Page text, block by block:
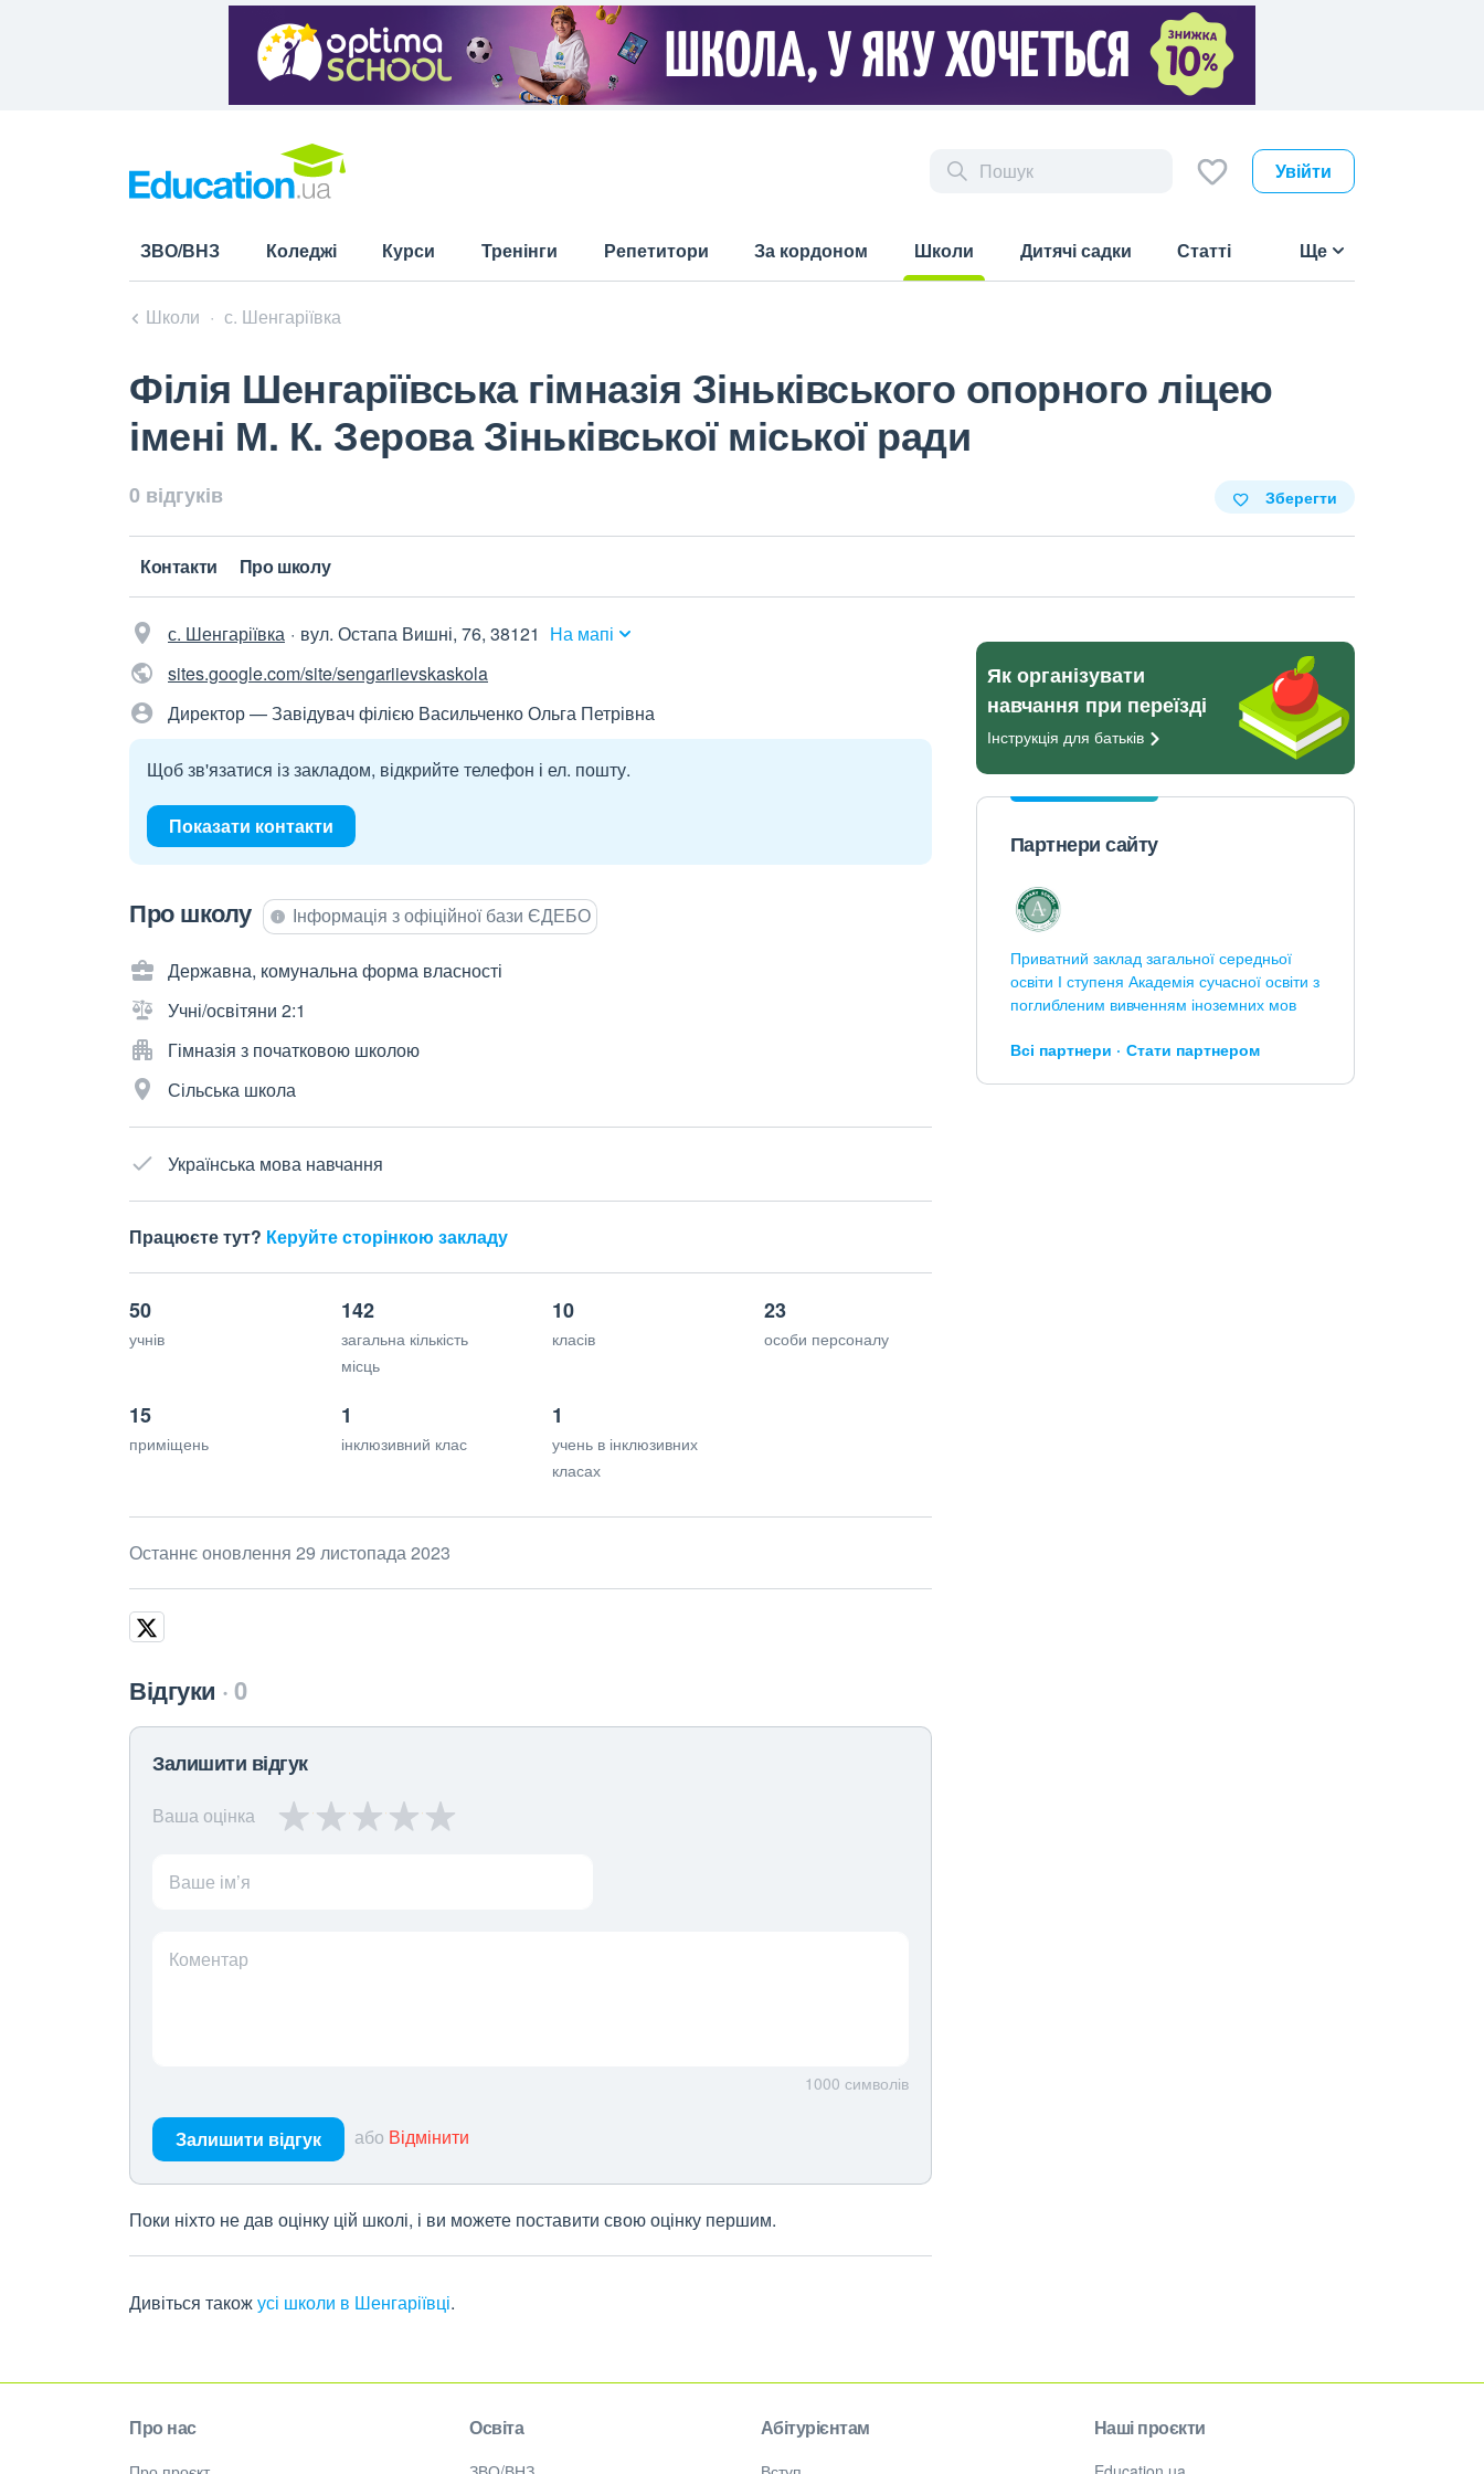
Увійти
ЗВО/ВНЗ Коледжі Курси Тренінги Репетитори За кордоном
Школи
Дитячі садки Статті Ще
Школи с. Шенгаріївка
Філія Шенгаріївська гімназія Зіньківського опорного ліцею
імені М. К. Зерова Зіньківської міської ради
0 відгуків Зберегти
Контакти Про школу
с. Шенгаріївка вул. Остапа Вишні, 76, 38121 На мапі
sites.google.com/site/sengariievskaskola
Директор — Завідувач філією Васильченко Ольга Петрівна
Щоб зв'язатися із закладом, відкрийте телефон і ел. пошту.
Показати контакти
Про школу Інформація з офіційної бази ЄДЕБО
Державна, комунальна форма власності
Учні/освітяни 2:1
Гімназія з початковою школою
Сільська школа
Українська мова навчання
Працюєте тут? Керуйте сторінкою закладу
50
учнів
142
загальна кількість
місць
10
класів
23
особи персоналу
15
приміщень
1
інклюзивний клас
1
учень в інклюзивних
класах
Останнє оновлення 29 листопада 2023
Відгуки 0
Залишити відгук
Ваша оцінка
Ваше ім’я
Коментар
1000 символів
Залишити відгук або Відмінити
Поки ніхто не дав оцінку цій школі, і ви можете поставити свою оцінку першим.
Дивіться такожусі школи в Шенгаріївці.
Як організувати
навчання при переїзді
Інструкція для батьків
Партнери сайту
Приватний заклад загальної середньої
освіти І ступеня Академія сучасної освіти з
поглибленим вивченням іноземних мов
Всі партнери Стати партнером
Про нас Освіта Абітурієнтам Наші проєкти